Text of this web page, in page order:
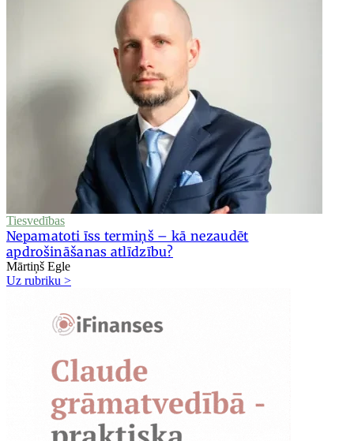
Tiesvedības
Nepamatoti īss termiņš – kā nezaudēt
apdrošināšanas atlīdzību?
Mārtiņš Egle
Uz rubriku >